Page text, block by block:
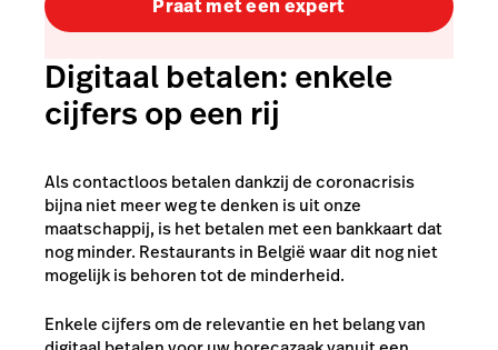
Praat met een expert
Digitaal betalen: enkele
cijfers op een rij
Als contactloos betalen dankzij de coronacrisis
bijna niet meer weg te denken is uit onze
maatschappij, is het betalen met een bankkaart dat
nog minder. Restaurants in België waardit nog niet
mogelijk is behoren tot de minderheid.
Enkele cijfers om de relevantie en het belang van